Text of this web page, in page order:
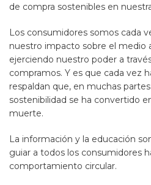
de compra sostenibles en
Los consumidores somos cada
nuestro impacto sobre el medio
ejerciendo nuestro poder a
compramos. Y es que cada vez
respaldan que, en muchas
sostenibilidad se ha convertido
muerte.
La información y la educación
guiar a todos los consumidores
comportamiento circular.